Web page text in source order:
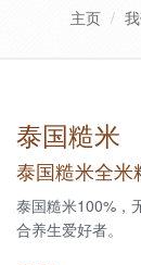
主页
泰国糙米
泰国糙米全米
泰国糙米100%，
合养生爱好者。